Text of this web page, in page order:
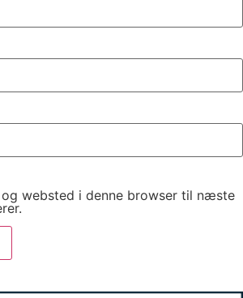
og websted i denne browser til næste